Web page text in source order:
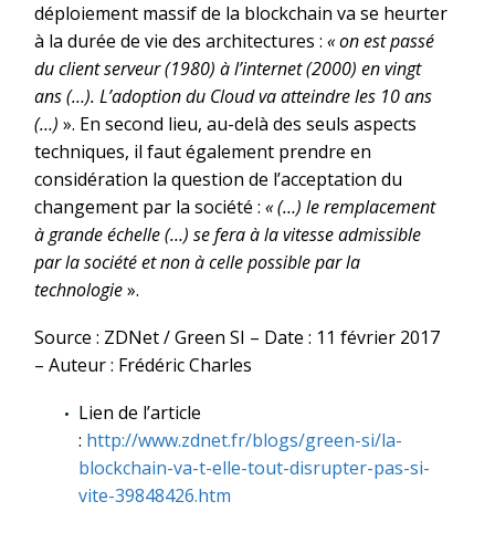
déploiement massif de la blockchain va se heurter
à la durée de vie des architectures : « on est passé
du client serveur (1980) à l’internet (2000) en vingt
ans (…). L’adoption du Cloud va atteindre les 10 ans
(…) ». En second lieu, au-delà des seuls aspects
techniques, il faut également prendre en
considération la question de l’acceptation du
changement par la société : « (…) le remplacement
à grande échelle (…) se fera à la vitesse admissible
par la société et non à celle possible par la
technologie».
Source : ZDNet / Green SI – Date : 11 février 2017
– Auteur : Frédéric Charles
Lien de l’article
: http://www.zdnet.fr/blogs/green-si/la-
blockchain-va-t-elle-tout-disrupter-pas-si-
vite-39848426.htm